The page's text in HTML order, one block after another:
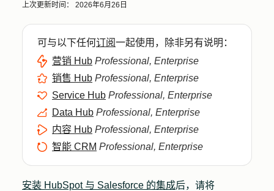
上次更新时间： 2026年6月26日
可与以下任何订阅一起使用，除非另有说明：
营销 Hub Professional, Enterprise
销售 Hub Professional, Enterprise
Service Hub Professional, Enterprise
Data Hub Professional, Enterprise
内容 Hub Professional, Enterprise
智能 CRM Professional, Enterprise
安装 HubSpot 与 Salesforce 的集成后，请将